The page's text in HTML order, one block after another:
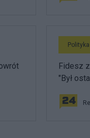
Polityka
Fidesz
"Był